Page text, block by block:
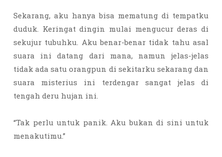
Sekarang, aku hanya bisa mematung di tempatku
duduk. Keringat dingin mulai mengucur deras di
sekujur tubuhku. Aku benar-benar tidak tahu asal
suara ini datang dari mana, namun jelas-jelas
tidak ada satu orangpun di sekitarku sekarang dan
suara misterius ini terdengar sangat jelas di
tengah deru hujan ini.
“Tak perlu untuk panik. Aku bukan di sini untuk
menakutimu.”